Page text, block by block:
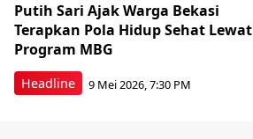
Headline
Putih Sari Ajak Warga Bekasi
Terapkan Pola Hidup Sehat Lewat
Program MBG
9 Mei 2026, 7:30 PM